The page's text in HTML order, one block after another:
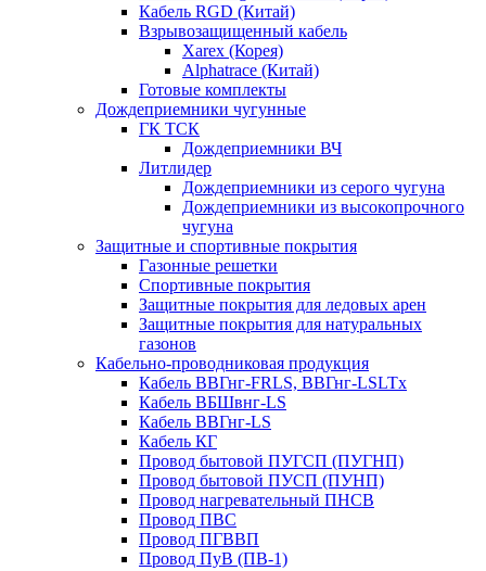
Кабель RGD (Китай)
Взрывозащищенный кабель
Xarex (Корея)
Alphatrace (Китай)
Готовые комплекты
Дождеприемники чугунные
ГК ТСК
Дождеприемники ВЧ
Литлидер
Дождеприемники из серого чугуна
Дождеприемники из высокопрочного
чугуна
Защитные и спортивные покрытия
Газонные решетки
Спортивные покрытия
Защитные покрытия для ледовых арен
Защитные покрытия для натуральных
газонов
Кабельно-проводниковая продукция
Кабель ВВГнг-FRLS, ВВГнг-LSLTx
Кабель ВБШвнг-LS
Кабель ВВГнг-LS
Кабель КГ
Провод бытовой ПУГСП (ПУГНП)
Провод бытовой ПУСП (ПУНП)
Провод нагревательный ПНСВ
Провод ПВС
Провод ПГВВП
Провод ПуВ (ПВ-1)